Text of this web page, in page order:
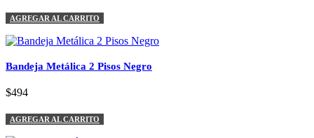
AGREGAR AL CARRITO
Bandeja Metálica 2 Pisos Negro
$494
AGREGAR AL CARRITO